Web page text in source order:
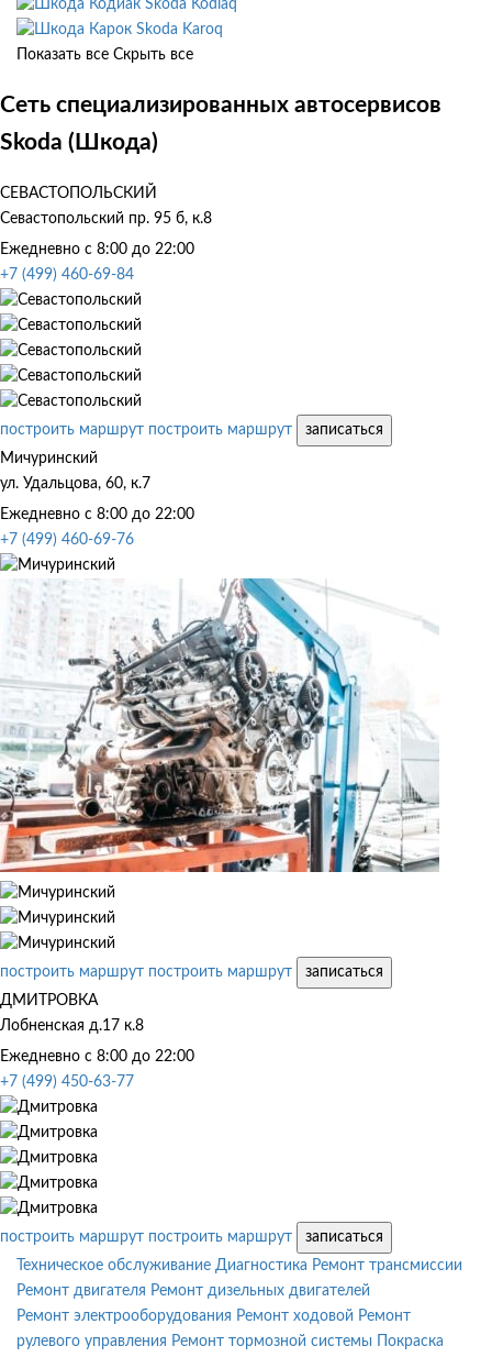
Skoda Kodiaq
Skoda Karoq
Показать все Скрыть все
Сеть специализированных автосервисов
Skoda (Шкода)
СЕВАСТОПОЛЬСКИЙ
Севастопольский пр. 95 б, к.8
Ежедневно с 8:00 до 22:00
+7 (499) 460-69-84
построить маршрут построить маршрут
записаться
Мичуринский
ул. Удальцова, 60, к.7
Ежедневно с 8:00 до 22:00
+7 (499) 460-69-76
построить маршрут построить маршрут
записаться
ДМИТРОВКА
Лобненская д.17 к.8
Ежедневно с 8:00 до 22:00
+7 (499) 450-63-77
построить маршрут построить маршрут
записаться
Техническое обслуживание Диагностика Ремонт трансмиссии
Ремонт двигателя Ремонт дизельных двигателей
Ремонт электрооборудования Ремонт ходовой Ремонт
рулевого управления Ремонт тормозной системы
Покраска